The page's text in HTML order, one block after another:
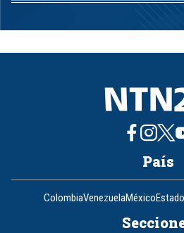
1
8
País
ColombiaVenezuelaMéxico